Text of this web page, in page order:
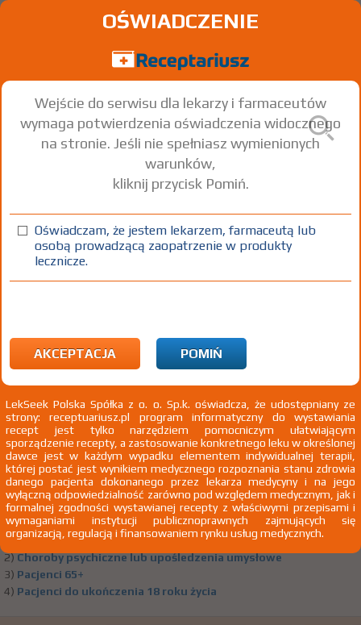
Znaleziono wyników:
F22 Uporczywe zaburzenia urojeniowe
Haloperidol
WZF
Rx
100%
6,64 zł
30%
3,24 zł 2,07 bezpł.
Haloperidolum
tabl. 1 mg 40 szt. Doustnie Polfa Warszawa SA
1)Tylko we wskazaniach pozarejestracyjnych Pokaż wskazania
z ChPL
Wskazania pozarejestracyjne: Choroba Huntingtona
2)Choroby psychiczne lub upośledzenia umysłowe
3) Pacjenci 65+
4) Pacjenci do ukończenia 18 roku życia
OŚWIADCZENIE
Wejście do serwisu dla lekarzy i farmaceutów
wymaga potwierdzenia oświadczenia widocznego
na stronie. Jeśli nie spełniasz wymienionych
warunków,
kliknij przycisk Pomiń.
Oświadczam, że jestem lekarzem, farmaceutą lub
osobą prowadzącą zaopatrzenie w produkty
lecznicze.
AKCEPTACJA POMIŃ
LekSeek Polska Spółka z o. o. Sp.k. oświadcza, że udostępniany ze
strony: receptuariusz.pl program informatyczny do wystawiania
recept jest tylko narzędziem pomocniczym ułatwiającym
sporządzenie recepty, a zastosowanie konkretnego leku w określonej
dawce jest w każdym wypadku elementem indywidualnej terapii,
której postać jest wynikiem medycznego rozpoznania stanu zdrowia
danego pacjenta dokonanego przez lekarza medycyny i na jego
wyłączną odpowiedzialność zarówno pod względem medycznym, jak i
formalnej zgodności wystawianej recepty z właściwymi przepisami i
wymaganiami instytucji publicznoprawnych zajmujących się
organizacją, regulacją i finansowaniem rynku usług medycznych.